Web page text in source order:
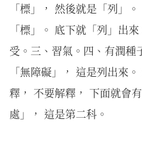
「標」， 然後就是「列」
「標」。 底下就「列」出
受。三、習氣。四、有潤種
「無障礙」， 這是列出來
釋， 不要解釋， 下面就會
處」， 這是第二科。